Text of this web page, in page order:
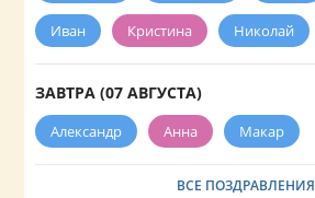
Иван Кристина Николай
ЗАВТРА (07 АВГУСТА)
Александр Анна Макар
ВСЕ ПОЗДРАВЛЕНИЯ